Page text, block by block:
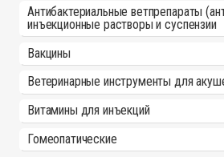
Антибактериальные ветпрепараты
инъекционные растворы и суспензии
Вакцины
Ветеринарные инструменты для
Витамины для инъекций
Гомеопатические